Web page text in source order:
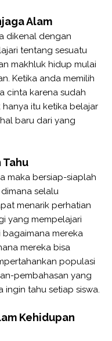
Alam
dikenal dengan
tentang sesuatu
makhluk hidup mulai
Ketika anda memilih
cinta karena sudah
itu ketika belajar
baru dari yang
Tahu
maka bersiap-siaplah
selalu
menarik perhatian
yang mempelajari
mereka
mereka bisa
populasi
pembahasan yang
ingin tahu setiap siswa.
Kehidupan